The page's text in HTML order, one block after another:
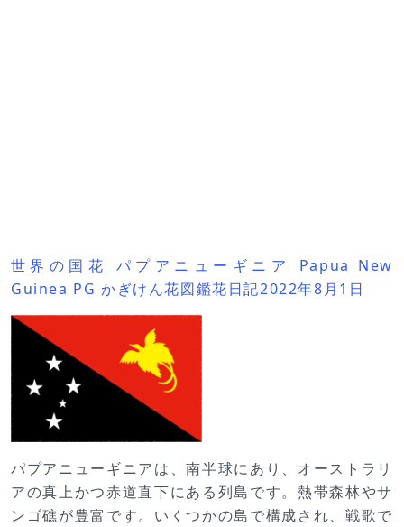
世界の国花 パプアニューギニア Papua New
Guinea PG かぎけん花図鑑花日記2022年8月1日
パプアニューギニアは、南半球にあり、オーストラリ
アの真上かつ赤道直下にある列島です。熱帯森林やサ
ンゴ礁が豊富です。いくつかの島で構成され、戦歌で